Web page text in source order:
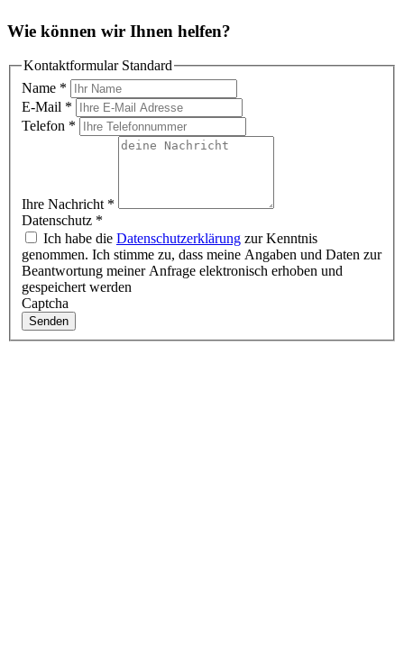
Wie können wir Ihnen helfen?
Kontaktformular Standard
Name *
E-Mail *
Telefon *
Ihre Nachricht *
Datenschutz *
Ich habe die Datenschutzerklärung zur Kenntnis
genommen. Ich stimme zu, dass meine Angaben und Daten zur
Beantwortung meiner Anfrage elektronisch erhoben und
gespeichert werden
Captcha
Senden